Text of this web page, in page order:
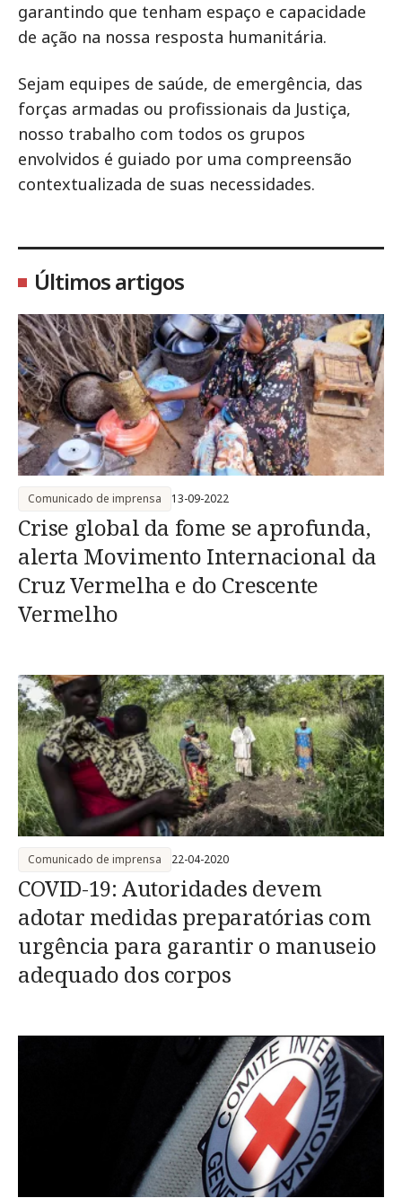
garantindo que tenham espaço e capacidade
de ação na nossa resposta humanitária.
Sejam equipes de saúde, de emergência, das
forças armadas ou profissionais da Justiça,
nosso trabalho com todos os grupos
envolvidos é guiado por uma compreensão
contextualizada de suas necessidades.
Últimos artigos
Crise global da fome se aprofunda,
alerta Movimento Internacional da
Cruz Vermelha e do Crescente
Vermelho
Comunicado de imprensa 13-09-2022
COVID-19: Autoridades devem
adotar medidas preparatórias com
urgência para garantir o manuseio
adequado dos corpos
Comunicado de imprensa 22-04-2020